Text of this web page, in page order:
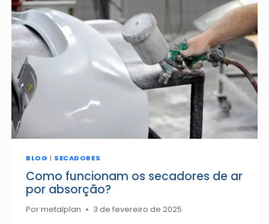
FUNCIONA
E
SEUS
BENEFÍCIOS?
BLOG | SECADORES
Como funcionam os secadores de ar
por absorção?
Pormetalplan 3 de fevereiro de 2025